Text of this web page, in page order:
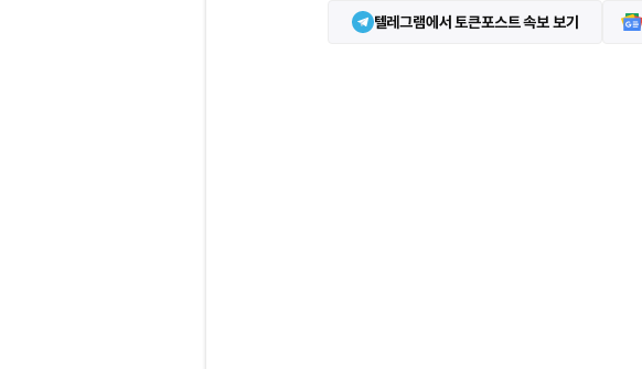
텔레그램에서 토큰포스트 속보 보기